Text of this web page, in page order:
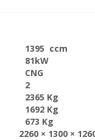
1395 ccm
81kW
CNG
2
2365 Kg
1692 Kg
673 Kg
2260 × 1300 ×